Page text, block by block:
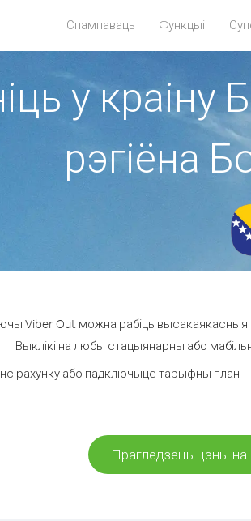
Спампаваць Функцыі
у краіну
рэгіёна
Viber Out можна рабіць высакаякасныя
Выклікі на любы стацыянарны або
рахунку або падключыце тарыфны план —
Прагледзець цэны на